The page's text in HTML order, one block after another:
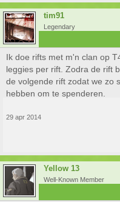
tim91
Legendary
Ik doe rifts met m'n clan op
leggies per rift. Zodra de rift
de volgende rift zodat we zo
hebben om te spenderen.
29 apr 2014
Yellow 13
Well-Known Member